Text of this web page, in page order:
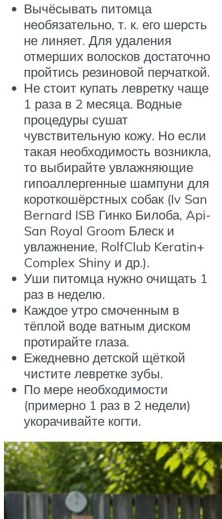
Вычёсывать питомца
необязательно, т. к. его шерсть
не линяет. Для удаления
отмерших волосков достаточно
пройтись резиновой перчаткой.
Не стоит купать левретку чаще
1 раза в 2 месяца. Водные
процедуры сушат
чувствительную кожу. Но если
такая необходимость возникла,
то выбирайте увлажняющие
гипоаллергенные шампуни для
короткошёрстных собак (Iv San
Bernard ISB Гинко Билоба, Api-
San Royal Groom Блеск и
увлажнение, RolfClub Keratin+
Complex Shiny и др.).
Уши питомца нужно очищать 1
раз в неделю.
Каждое утро смоченным в
тёплой воде ватным диском
протирайте глаза.
Ежедневно детской щёткой
чистите левретке зубы.
По мере необходимости
(примерно 1 раз в 2 недели)
укорачивайте когти.